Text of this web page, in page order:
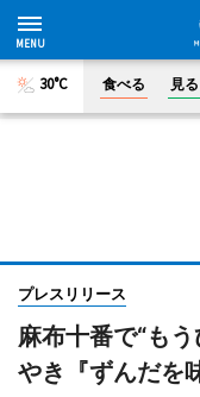
30°C 食べる 見
プレスリリース
麻布十番で“も
やき『ずんだを